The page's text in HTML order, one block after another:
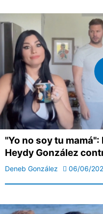
"Yo no soy tu
Heydy González
Deneb González 06/06/